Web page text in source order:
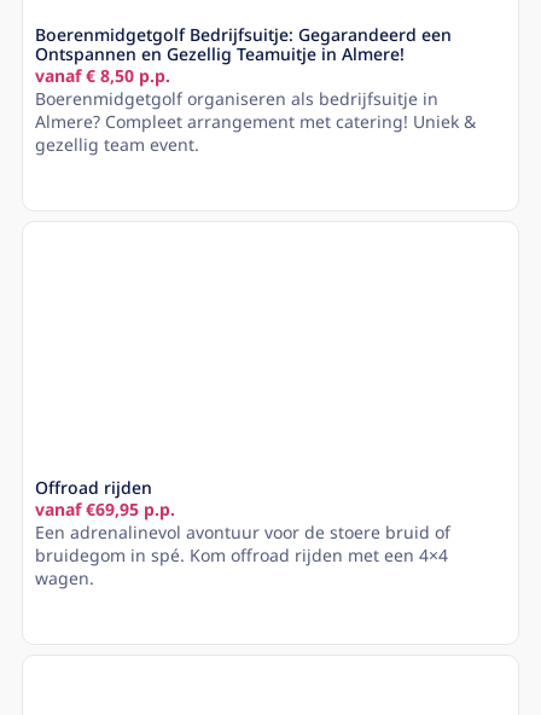
Boerenmidgetgolf Bedrijfsuitje: Gegarandeerd een
Ontspannen en Gezellig Teamuitje in Almere!
vanaf € 8,50 p.p.
Boerenmidgetgolf organiseren als bedrijfsuitje in
Almere? Compleet arrangement met catering! Uniek &
gezellig team event.
Offroad rijden
vanaf €69,95 p.p.
Een adrenalinevol avontuur voor de stoere bruid of
bruidegom in spé. Kom offroad rijden met een 4×4
wagen.